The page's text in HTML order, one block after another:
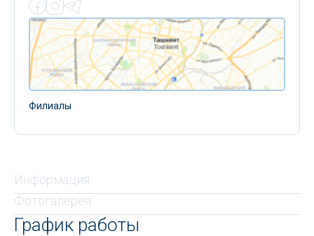
Филиалы
Информация
Фотогалерея
График работы